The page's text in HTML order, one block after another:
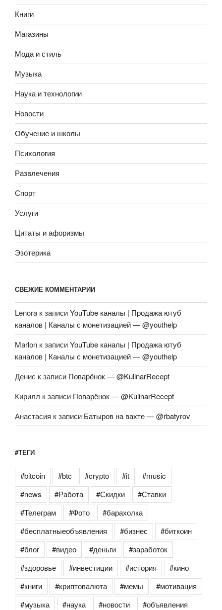
Книги
Магазины
Мода и стиль
Музыка
Наука и технологии
Новости
Обучение и школы
Психология
Развлечения
Спорт
Услуги
Цитаты и афоризмы
Эзотерика
СВЕЖИЕ КОММЕНТАРИИ
Lenora к записиYouTube каналы | Продажа ютуб
каналов | Каналы с монетизацией — @youthelp
Marlon к записиYouTube каналы | Продажа ютуб
каналов | Каналы с монетизацией — @youthelp
Денис к записи Поварёнок — @KulinarRecept
Кирилл к записи Поварёнок — @KulinarRecept
Анастасия к записи Батыров на вахте — @rbatyrov
#ТЕГИ
#bitcoin #btc #crypto #it
#music
#news
#Работа #Скидки
#Ставки
#Телеграм
#Фото
#барахолка
#бесплатныеобъявления
#бизнес
#биткоин
#блог
#видео #деньги
#заработок
#здоровье
#инвестиции #история
#кино
#книги
#криптовалюта #мемы
#мотивация
#музыка
#наука #новости
#объявления